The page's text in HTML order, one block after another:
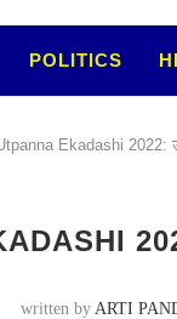
POLITICS
Ekadashi 2022:
written by ARTI